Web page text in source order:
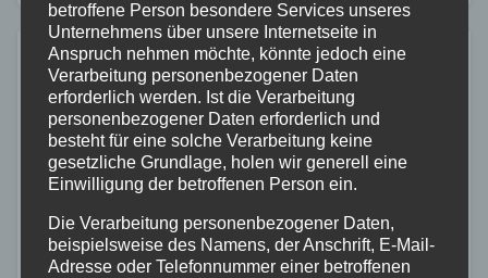
betroffene Person besondere Services unseres
Unternehmens über unsere Internetseite in
Anspruch nehmen möchte, könnte jedoch eine
Verarbeitung personenbezogener Daten
erforderlich werden. Ist die Verarbeitung
personenbezogener Daten erforderlich und
besteht für eine solche Verarbeitung keine
gesetzliche Grundlage, holen wir generell eine
Einwilligung der betroffenen Person ein.
Die Verarbeitung personenbezogener Daten,
beispielsweise des Namens, der Anschrift, E-Mail-
Adresse oder Telefonnummer einer betroffenen